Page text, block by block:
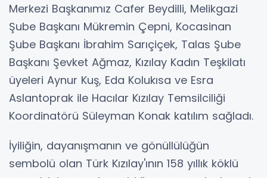
Merkezi Başkanımız Cafer Beydilli, Melikgazi
Şube Başkanı Mükremin Çepni, Kocasinan
Şube Başkanı İbrahim Sarıçiçek, Talas Şube
Başkanı Şevket Ağmaz, Kızılay Kadın Teşkilatı
üyeleri Aynur Kuş, Eda Kolukısa ve Esra
Aslantoprak ile Hacılar Kızılay Temsilciliği
Koordinatörü Süleyman Konak katılım sağladı.
İyiliğin, dayanışmanın ve gönüllülüğün
sembolü olan Türk Kızılay'ının 158 yıllık köklü